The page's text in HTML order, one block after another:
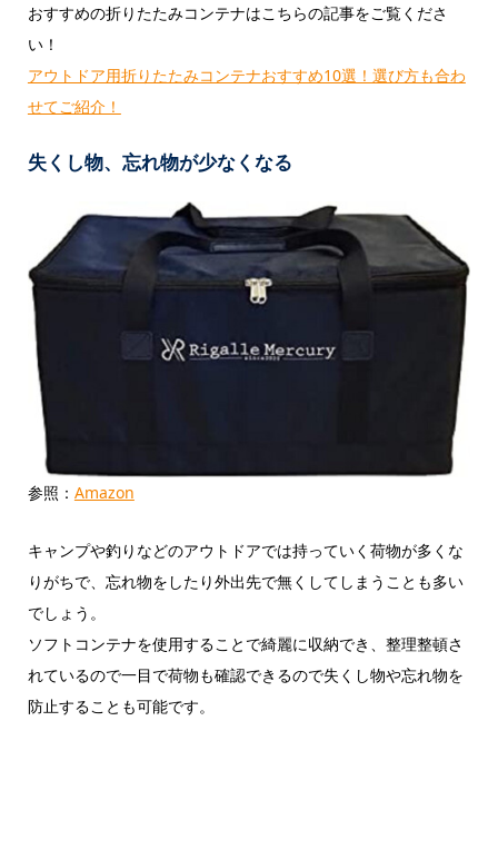
おすすめの折りたたみコンテナはこちらの記事をご覧くださ
い！
アウトドア用折りたたみコンテナおすすめ10選！選び方も合わ
せてご紹介！
失くし物、忘れ物が少なくなる
参照： Amazon
キャンプや釣りなどのアウトドアでは持っていく荷物が多くな
りがちで、忘れ物をしたり外出先で無くしてしまうことも多い
でしょう。
ソフトコンテナを使用することで綺麗に収納でき、整理整頓さ
れているので一目で荷物も確認できるので失くし物や忘れ物を
防止することも可能です。